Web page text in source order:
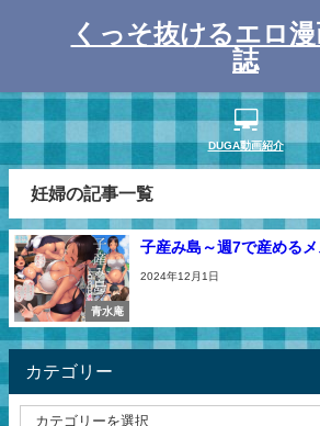
くっそ抜けるエロ漫
誌
DUGA動画紹介
妊婦の記事一覧
青水庵
子産み島～週7で産めるメ
2024年12月1日
カテゴリー